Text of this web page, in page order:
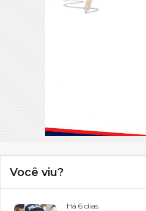
Você viu?
Há 6 dias